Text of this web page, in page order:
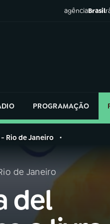
agênciaBrasil
PROGRAMAÇÃO
Buscar
Rio de Janeiro
de Janeiro
del